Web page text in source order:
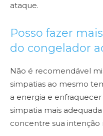
ataque.
Posso fazer
do congelador
Não é recomendável
simpatias ao mesmo
a energia e enfraquecer
simpatia mais
concentre sua intenção